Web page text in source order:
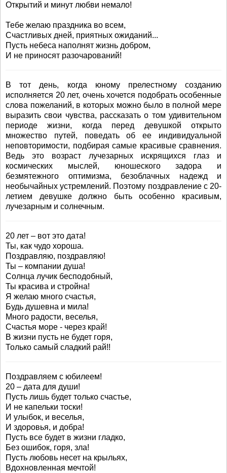
Открытий и минут любви немало!
Тебе желаю праздника во всем,
Счастливых дней, приятных ожиданий...
Пусть небеса наполнят жизнь добром,
И не приносят разочарований!
В тот день, когда юному прелестному созданию
исполняется 20 лет, очень хочется подобрать особенные
слова пожеланий, в которых можно было в полной мере
выразить свои чувства, рассказать о том удивительном
периоде жизни, когда перед девушкой открыто
множество путей, поведать об ее индивидуальной
неповторимости, подбирая самые красивые сравнения.
Ведь это возраст лучезарных искрящихся глаз и
космических мыслей, юношеского задора и
безмятежного оптимизма, безоблачных надежд и
необычайных устремлений. Поэтому поздравление с 20-
летием девушке должно быть особенно красивым,
лучезарным и солнечным.
20 лет – вот это дата!
Ты, как чудо хороша.
Поздравляю, поздравляю!
Ты – компании душа!
Солнца лучик бесподобный,
Ты красива и стройна!
Я желаю много счастья,
Будь душевна и мила!
Много радости, веселья,
Счастья море - через край!
В жизни пусть не будет горя,
Только самый сладкий рай!!
Поздравляем с юбилеем!
20 – дата для души!
Пусть лишь будет только счастье,
И не капельки тоски!
И улыбок, и веселья,
И здоровья, и добра!
Пусть все будет в жизни гладко,
Без ошибок, горя, зла!
Пусть любовь несет на крыльях,
Вдохновленная мечтой!